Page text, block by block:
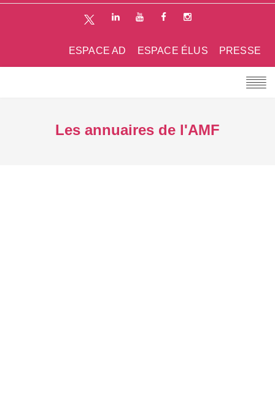
PRESSE
ESPACE ÉLUS
ESPACE AD
Les annuaires de l'AMF